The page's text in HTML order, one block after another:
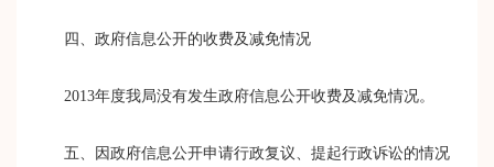
四、政府信息公开的收费及减免情况
2013年度我局没有发生政府信息公开收费及减免情况。
五、因政府信息公开申请行政复议、提起行政诉讼的情况